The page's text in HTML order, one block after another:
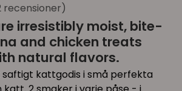
recensioner)
irresistibly moist, bite-
and chicken treats
natural flavors.
kattgodis i små perfekta